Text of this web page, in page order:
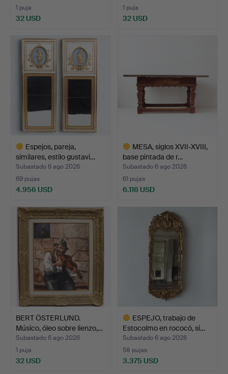
1 puja
32 USD
1 puja
32 USD
Espejos, pareja,
similares, estilo gustavi…
Subastado 6 ago 2026
69 pujas
4.956 USD
seleccionado
MESA, siglos XVII-XVIII,
base pintada de r…
Subastado 6 ago 2026
61 pujas
6.116 USD
seleccionado
BERT ÖSTERLUND.
Músico, óleo sobre lienzo,…
Subastado 6 ago 2026
1 puja
32 USD
ESPEJO, trabajo de
Estocolmo en rococó, si…
Subastado 6 ago 2026
58 pujas
3.375 USD